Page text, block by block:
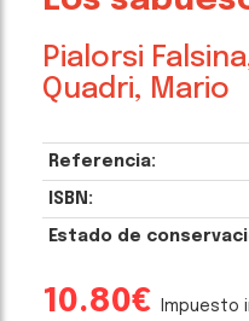
Pialorsi
Quadri, Mario
Referencia:
ISBN:
Estado de
10.80€ Impuesto